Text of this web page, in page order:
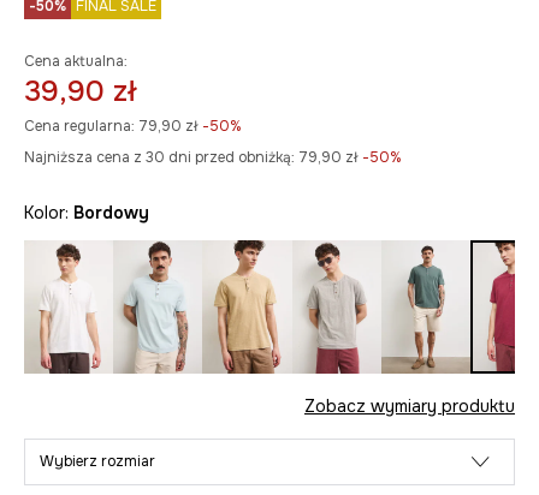
-50% FINAL SALE
Cena aktualna:
39,90 zł
Cena regularna: 79,90 zł -50%
Najniższa cena z 30 dni przed obniżką: 79,90 zł -50%
Kolor: bordowy
Zobacz wymiary produktu
Wybierz rozmiar